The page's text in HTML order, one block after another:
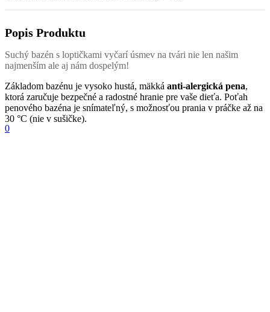
0
Popis Produktu
Suchý bazén s loptičkami vyčarí úsmev na tvári nie len našim
najmenším ale aj nám dospelým!
Základom bazénu je vysoko hustá, mäkká anti-alergická pena,
ktorá zaručuje bezpečné a radostné hranie pre vaše dieťa. Poťah
penového bazéna je snímateľný, s možnosťou prania v práčke až na
30 °C (nie v sušičke).